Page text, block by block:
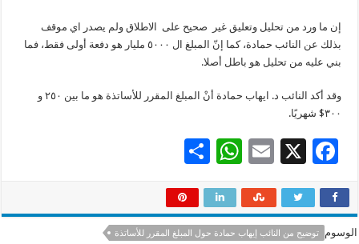
إن ما ورد من تحليل وتعليق غير صحيح على الاطلاق ولم يصدر اي موقف
بذلك عن النائب حمادة، كما إنّ المبلغ ال ٥٠٠٠ مليار هو دفعة أولى فقط، فما
بني عليه من تحليل هو باطل أصلا.
وقد أكد النائب د. ايهاب حمادة أنْ المبلغ المقرر للأساتذة هو ما بين ٢٥٠ و
٣٠٠$ شهريًا.
F
e
b
X
E
ai
l
W
at
sA
ar
e
الوسوم توضيح من النائب إيهاب حمادة حول المبلغ المقرر للأساتذة